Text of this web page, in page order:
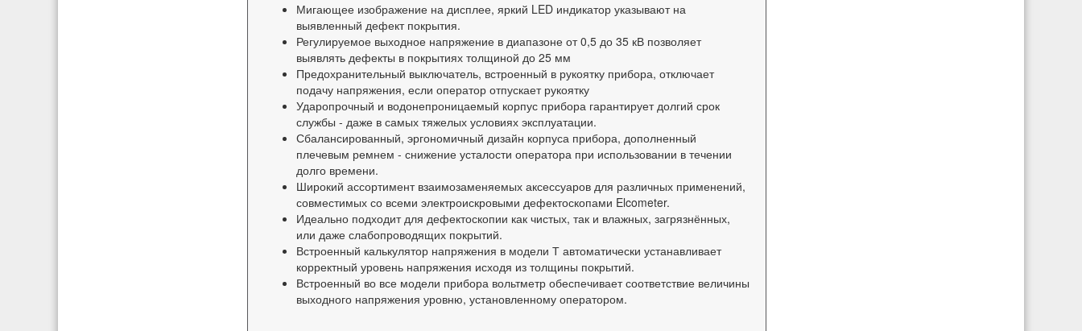
Мигающее изображение на дисплее, яркий LED индикатор указывают на
выявленный дефект покрытия.
Регулируемое выходное напряжение в диапазоне от 0,5 до 35 кВ позволяет
выявлять дефекты в покрытиях толщиной до 25 мм
Предохранительный выключатель, встроенный в рукоятку прибора, отключает
подачу напряжения, если оператор отпускает рукоятку
Ударопрочный и водонепроницаемый корпус прибора гарантирует долгий срок
службы - даже в самых тяжелых условиях эксплуатации.
Сбалансированный, эргономичный дизайн корпуса прибора, дополненный
плечевым ремнем - снижение усталости оператора при использовании в течении
долго времени.
Широкий ассортимент взаимозаменяемых аксессуаров для различных применений,
совместимых со всеми электроискровыми дефектоскопами Elcometer.
Идеально подходит для дефектоскопии как чистых, так и влажных, загрязнённых,
или даже слабопроводящих покрытий.
Встроенный калькулятор напряжения в модели Т автоматически устанавливает
корректный уровень напряжения исходя из толщины покрытий.
Встроенный во все модели прибора вольтметр обеспечивает соответствие величины
выходного напряжения уровню, установленному оператором.